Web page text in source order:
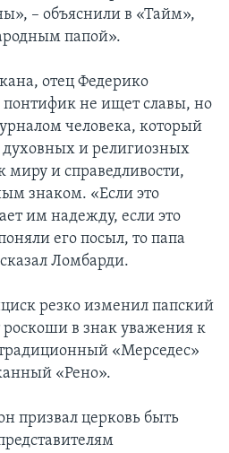
– объяснили в «Тайм»,
папой».
отец Федерико
понтифик не ищет славы, но
человека, который
и религиозных
миру и справедливости,
знаком. «Если это
им надежду, если это
его посыл, то папа
Ломбарди.
резко изменил папский
роскоши в знак уважения к
«Мерседес»
«Рено».
призвал церковь быть